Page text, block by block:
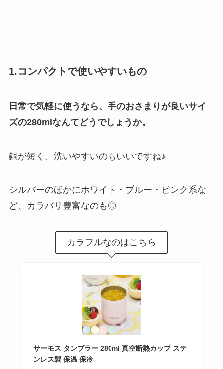
1.コンパクトで使いやすいもの
日常で気軽に使うなら、手のおさまりが良いサイ
ズの280mlなんてどうでしょうか。
銅が短く、洗いやすいのもいいですね♪
シルバーのほかにホワイト・ブルー・ピンク系な
ど、カラバリ豊富なのも◎
カラフルなのはこちら
サーモス タンブラー 280ml 真空断熱カップ ステ
ンレス製 保温 保冷